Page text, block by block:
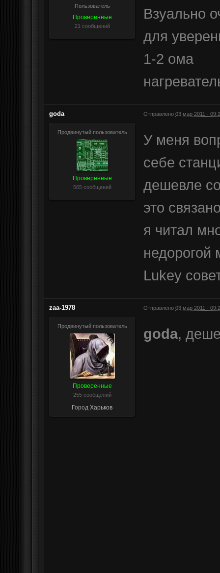
Пользователь
Проверенные
21 сообщений
Взуально
для
1-2 ома
goda Отправлено 03 мар 2011 -
Продвинутый пользователь
Проверенные
565 сообщений
У меня
себе
дешевле
это
я читал
недорогой
Lukey
zaa-1978 Отправлено 03 мар 2011 -
Продвинутый пользователь
Проверенные
255 сообщений
Город Харьков
goda,